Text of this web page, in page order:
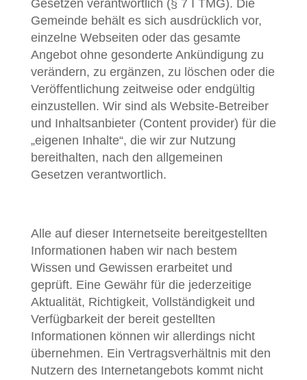
Gesetzen verantwortlich (§ 7 I TMG). Die
Gemeinde behält es sich ausdrücklich vor,
einzelne Webseiten oder das gesamte
Angebot ohne gesonderte Ankündigung zu
verändern, zu ergänzen, zu löschen oder die
Veröffentlichung zeitweise oder endgültig
einzustellen. Wir sind als Website-Betreiber
und Inhaltsanbieter (Content provider) für die
„eigenen Inhalte“, die wir zur Nutzung
bereithalten, nach den allgemeinen
Gesetzen verantwortlich.
Alle auf dieser Internetseite bereitgestellten
Informationen haben wir nach bestem
Wissen und Gewissen erarbeitet und
geprüft. Eine Gewähr für die jederzeitige
Aktualität, Richtigkeit, Vollständigkeit und
Verfügbarkeit der bereit gestellten
Informationen können wir allerdings nicht
übernehmen. Ein Vertragsverhältnis mit den
Nutzern des Internetangebots kommt nicht